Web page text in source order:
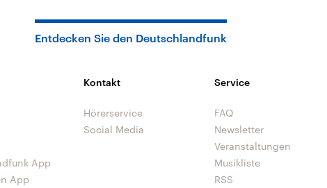
Entdecken Sie den Deutschlandfunk
App
App
Kontakt
Hörerservice
Social Media
Service
FAQ
Newsletter
Veranstaltungen
Musikliste
RSS